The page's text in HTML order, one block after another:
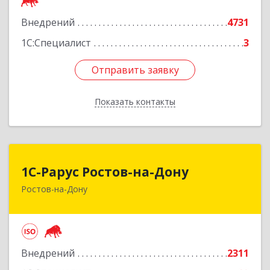
Внедрений
4731
1С:Специалист
3
Отправить заявку
Показать контакты
Отправить заявку
Назад
1С-Рарус Ростов-на-Дону
Ростов-на-Дону
Внедрений
2311
344002, Ростовская обл, г.о. город Ростов-на-
Подробнее